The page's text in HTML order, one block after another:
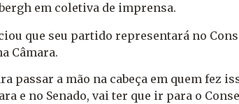
em coletiva de imprensa.
que seu partido representará no
Câmara.
passar a mão na cabeça em quem fez
e no Senado, vai ter que ir para o